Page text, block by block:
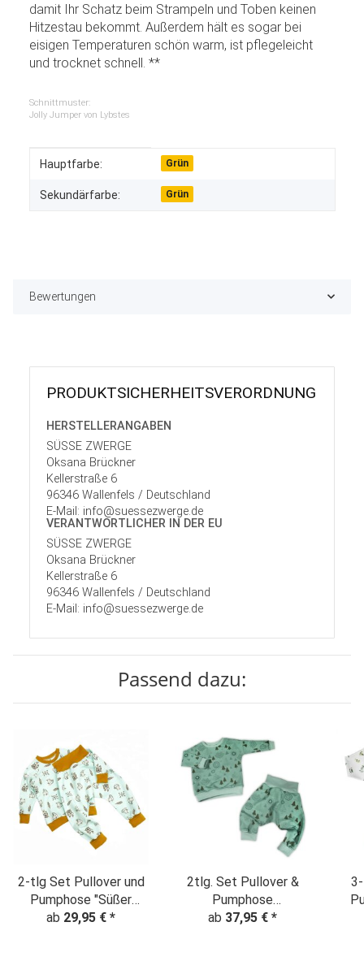
damit Ihr Schatz beim Strampeln und Toben keinen
Hitzestau bekommt. Außerdem hält es sogar bei
eisigen Temperaturen schön warm, ist pflegeleicht
und trocknet schnell. **
Schnittmuster:
Jolly Jumper von Lybstes
Produkteigenschaft
Wert
Hauptfarbe: Grün
Sekundärfarbe: Grün
Bewertungen
PRODUKT­SICHER­HEITS­VER­ORD­NUNG
HERSTELLER­ANGABEN
SÜSSE ZWERGE
Oksana Brückner
Kellerstraße 6
96346 Wallenfels / Deutschland
E-Mail: info@suessezwerge.de
VERANTWORT­LICHER IN DER EU
SÜSSE ZWERGE
Oksana Brückner
Kellerstraße 6
96346 Wallenfels / Deutschland
E-Mail: info@suessezwerge.de
Passend dazu:
2-tlg Set Pullover und
Pumphose "Süßer
Fuchs & Traumfänger"
ab 29,95 € *
2tlg. Set Pullover &
Pumphose
"Tannenbaum"
ab 37,95 € *